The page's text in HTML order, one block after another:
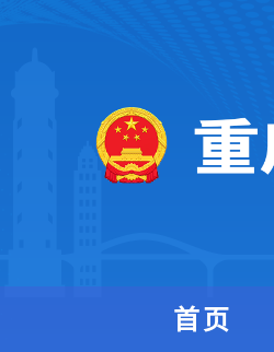
首页